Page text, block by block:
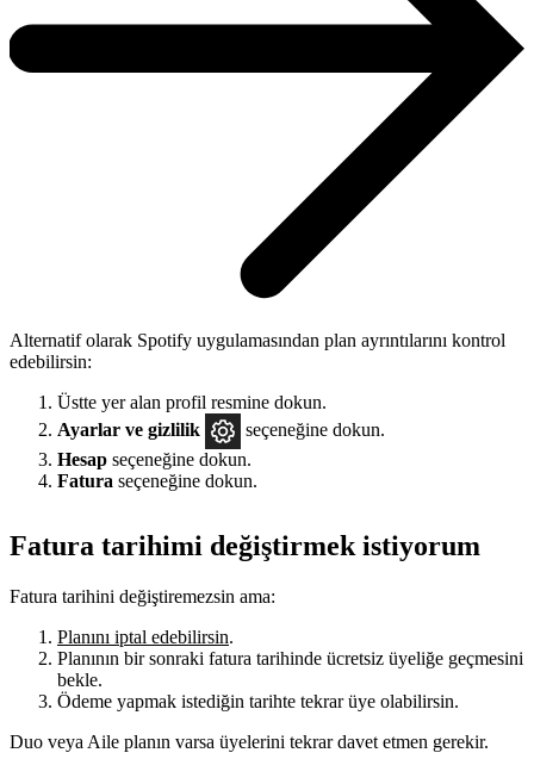
Alternatif olarak Spotify uygulamasından plan ayrıntılarını kontrol
edebilirsin:
Üstte yer alan profil resmine dokun.
Ayarlar ve gizlilik
seçeneğine dokun.
Hesap seçeneğine dokun.
Fatura seçeneğine dokun.
Fatura tarihimi değiştirmek istiyorum
Fatura tarihini değiştiremezsin ama:
Planını iptal edebilirsin.
Planının bir sonraki fatura tarihinde ücretsiz üyeliğe geçmesini
bekle.
Ödeme yapmak istediğin tarihte tekrar üye olabilirsin.
Duo veya Aile planın varsa üyelerini tekrar davet etmen gerekir.